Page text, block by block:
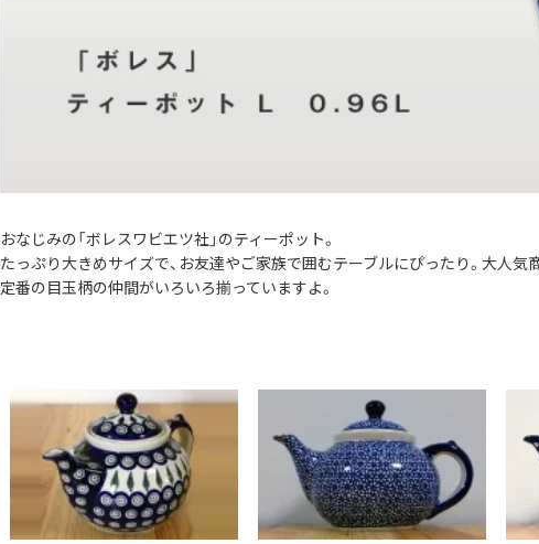
おなじみの「ボレスワビエツ社」のティーポット。
たっぷり大きめサイズで、お友達やご家族で囲むテーブルにぴったり。大人気
定番の目玉柄の仲間がいろいろ揃っていますよ。